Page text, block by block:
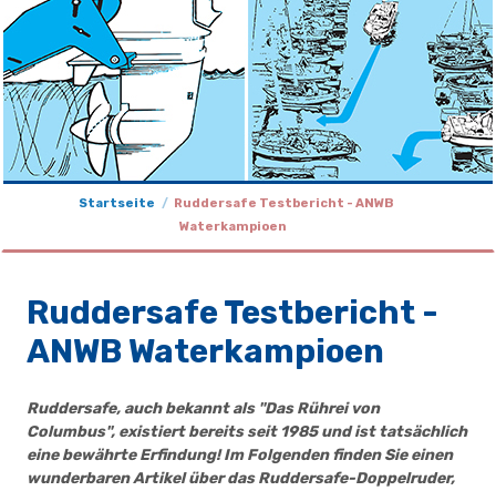
Startseite
Ruddersafe Testbericht - ANWB
Waterkampioen
Ruddersafe Testbericht -
ANWB Waterkampioen
Ruddersafe, auch bekannt als "Das Rührei von
Columbus", existiert bereits seit 1985 und ist tatsächlich
eine bewährte Erfindung! Im Folgenden finden Sie einen
wunderbaren Artikel über das Ruddersafe-Doppelruder,